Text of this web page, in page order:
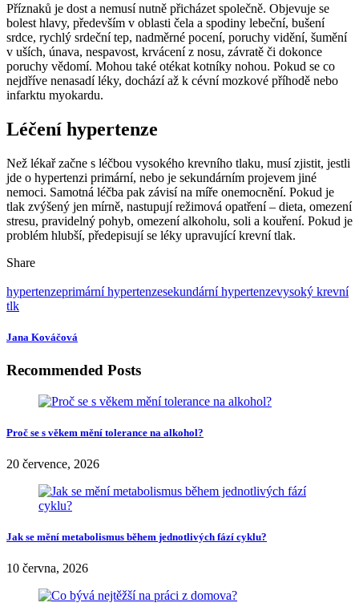
Příznaků je dost a nemusí nutně přicházet společně. Objevuje se
bolest hlavy, především v oblasti čela a spodiny lebeční, bušení
srdce, rychlý srdeční tep, nadměrné pocení, poruchy vidění, šumění
v uších, únava, nespavost, krvácení z nosu, závratě či dokonce
poruchy vědomí. Mohou také otékat kotníky nohou. Pokud se co
nejdříve nenasadí léky, dochází až k cévní mozkové příhodě nebo
infarktu myokardu.
Léčení hypertenze
Než lékař začne s léčbou vysokého krevního tlaku, musí zjistit, jestli
jde o hypertenzi primární, nebo je sekundárním projevem jiné
nemoci. Samotná léčba pak závisí na míře onemocnění. Pokud je
tlak zvýšený jen mírně, nastupují režimová opatření – dieta, omezení
stresu, pravidelný pohyb, omezení alkoholu, soli a kouření. Pokud je
problém hlubší, předepisují se léky upravující krevní tlak.
Share
hypertenzeprimární hypertenzesekundární hypertenzevysoký krevní
tlk
Jana Kováčová
Recommended Posts
Proč se s věkem mění tolerance na alkohol?
20 července, 2026
Jak se mění metabolismus během jednotlivých fází cyklu?
10 června, 2026